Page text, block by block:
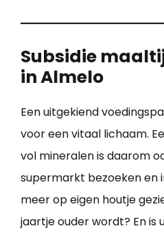
Subsidie
in Almelo
Een uitgekiend
voor een vitaal lichaam.
vol mineralen is daarom
supermarkt bezoeken en
meer op eigen houtje
jaartje ouder wordt? En is